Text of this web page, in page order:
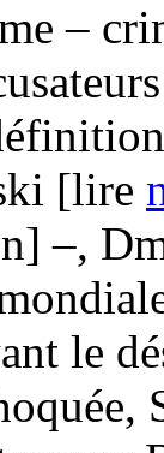
–
[lire
–,
le